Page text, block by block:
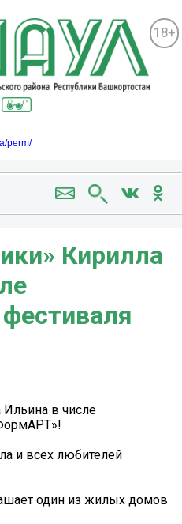
18+
perm/
Кирилла
в числе
и всех любителей
один из жилых домов